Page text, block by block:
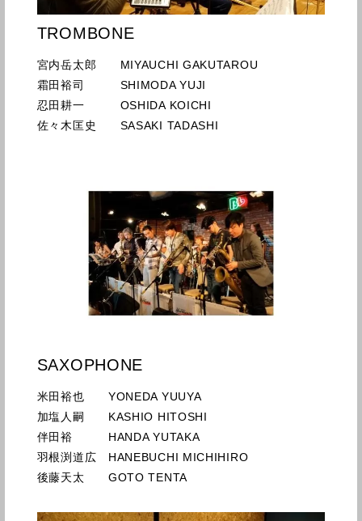
TROMBONE
宮内岳太郎 MIYAUCHI GAKUTAROU
霜田裕司 SHIMODA YUJI
忍田耕一 OSHIDA KOICHI
佐々木匡史 SASAKI TADASHI
SAXOPHONE
米田裕也 YONEDA YUUYA
加塩人嗣 KASHIO HITOSHI
伴田裕 HANDA YUTAKA
羽根渕道広 HANEBUCHI MICHIHIRO
後藤天太 GOTO TENTA